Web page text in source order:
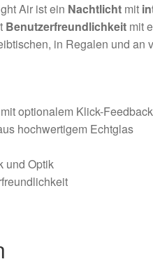
Air ist ein Nachtlicht mit
Benutzerfreundlichkeit mit
in Regalen und an
optionalem Klick-Feedback
hochwertigem Echtglas
und Optik